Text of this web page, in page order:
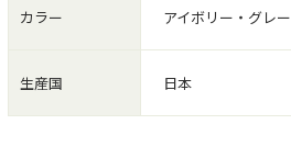
カラー アイボリー・グレー
生産国 日本